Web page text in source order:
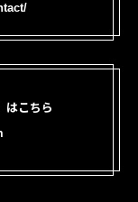
はこちら